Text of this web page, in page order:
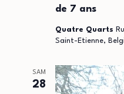
de 7 ans
Quatre Quarts
Saint-Etienne,
SAM
28